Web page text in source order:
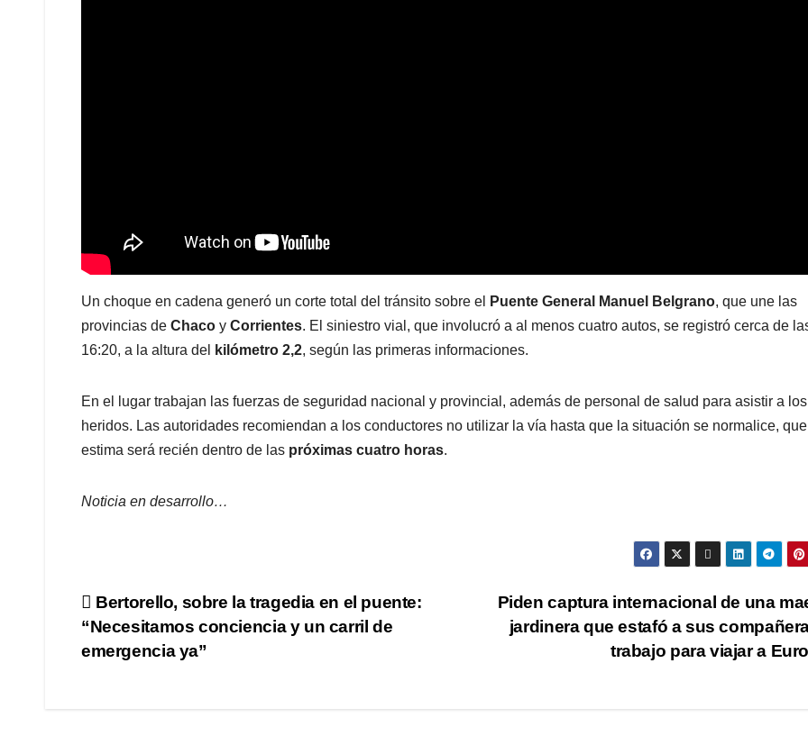
Un choque en cadena generó un corte total del tránsito sobre el Puente General Manuel Belgrano, que une las
provincias de Chaco y Corrientes. El siniestro vial, que involucró a al menos cuatro autos, se registró cerca de
16:20, a la altura del
kilómetro 2,2, según las primeras informaciones.
En el lugar trabajan las fuerzas de seguridad nacional y provincial, además de personal de salud para asistir a los
heridos. Las autoridades recomiendan a los conductores no utilizar la vía hasta que la situación se normalice,
estima será recién dentro de las próximas cuatro horas.
Noticia en desarrollo…
Navegación
de
Piden captura internacional de una
jardinera que estafó a sus
trabajo para viajar a
Bertorello, sobre la tragedia en el puente:
“Necesitamos conciencia y un carril de
emergencia ya”